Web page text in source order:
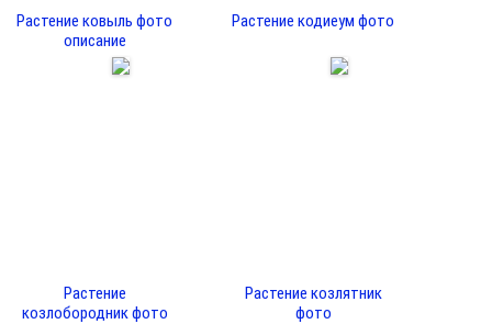
Растение ковыль фото
описание
Растение кодиеум фото
Растение
козлобородник фото
Растение козлятник
фото